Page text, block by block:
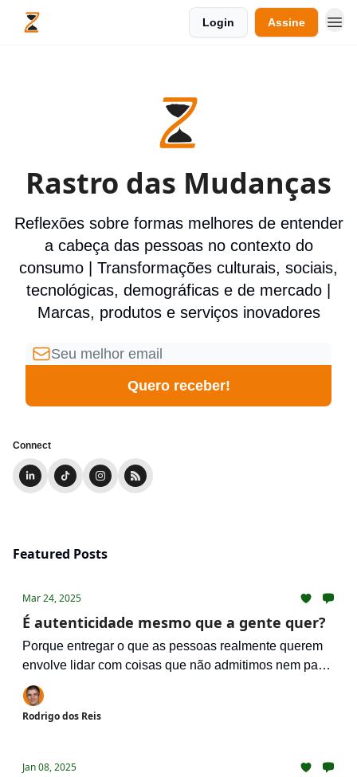
Login Assine
Rastro das Mudanças
Reflexões sobre formas melhores de entender
a cabeça das pessoas no contexto do
consumo | Transformações culturais, sociais,
tecnológicas, demográficas e de mercado |
Marcas, produtos e serviços inovadores
Connect
Featured Posts
Mar 24, 2025
É autenticidade mesmo que a gente quer?
Porque entregar o que as pessoas realmente querem
envolve lidar com coisas que não admitimos nem para
nós mesmos
Rodrigo dos Reis
Jan 08, 2025